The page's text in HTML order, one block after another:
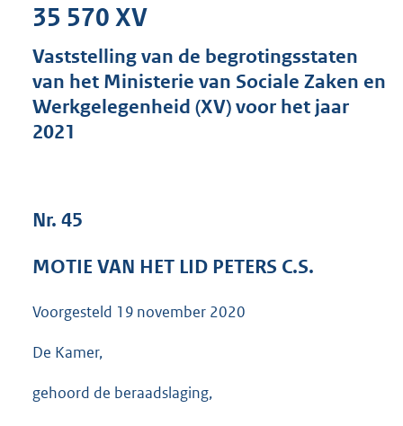
s
g
r
K
35 570 XV
Vaststelling van de begrotingsstaten
van het Ministerie van Sociale Zaken en
Werkgelegenheid (XV) voor het jaar
2021
Nr. 45
MOTIE VAN HET LID PETERS C.S.
Voorgesteld 19 november 2020
De Kamer,
gehoord de beraadslaging,